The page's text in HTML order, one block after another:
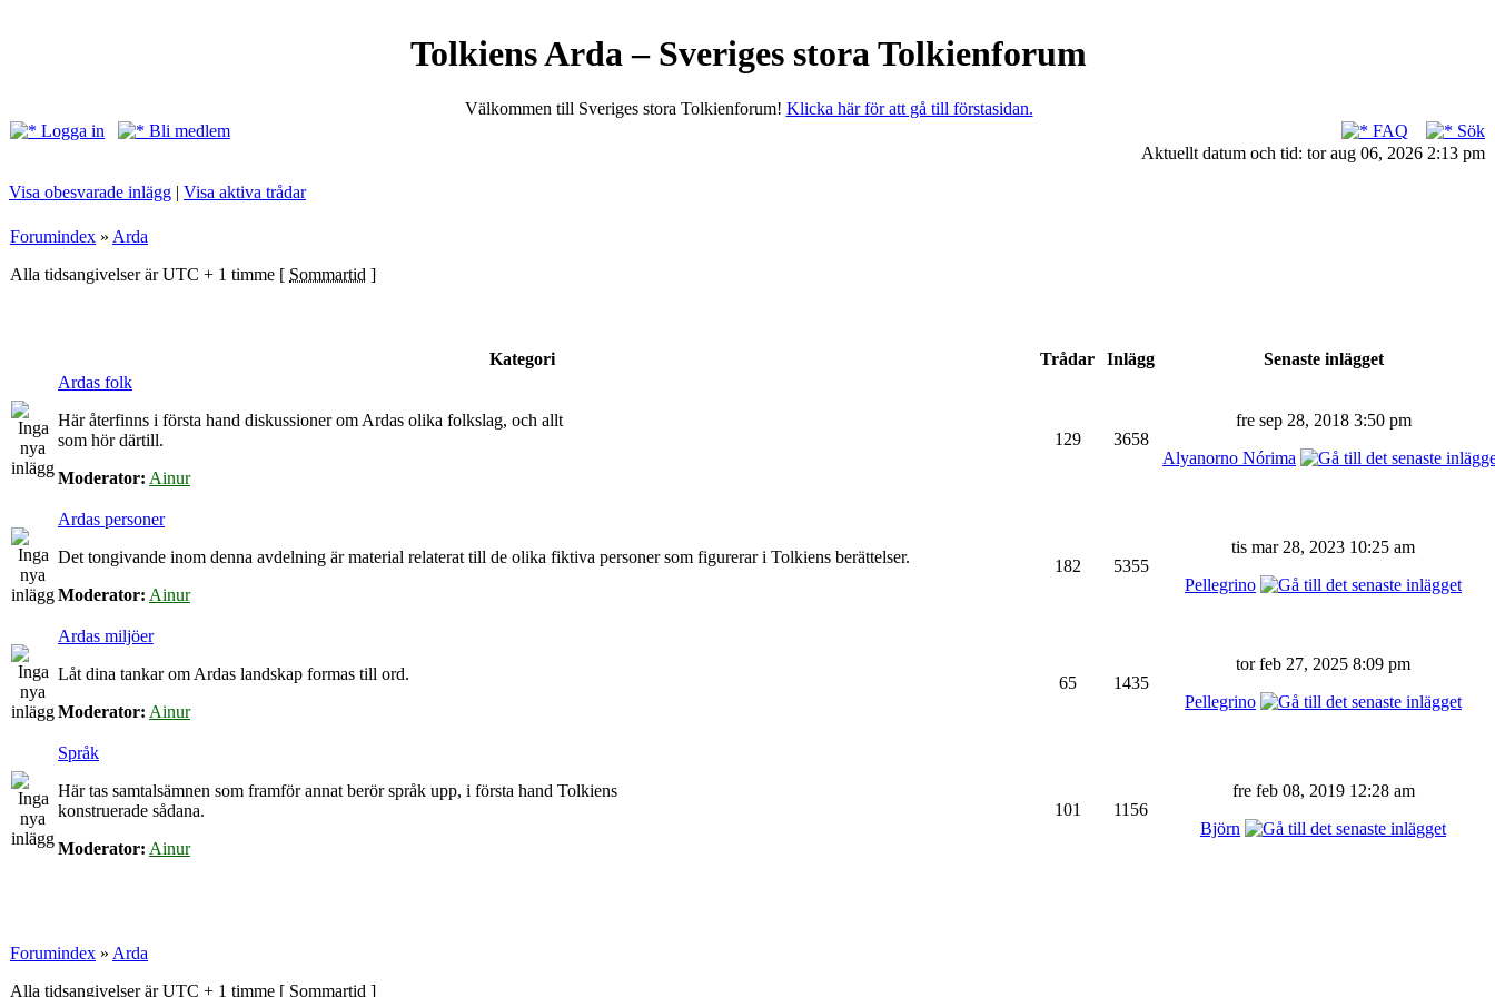
Tolkiens Arda – Sveriges stora Tolkienforum
Välkommen till Sveriges stora Tolkienforum! Klicka här för att gå till förstasidan.
Logga in
Bli medlem FAQ
Sök
Aktuellt datum och tid: tor aug 06, 2026 2:13 pm
Visa obesvarade inlägg | Visa aktiva trådar
Forumindex » Arda
Alla tidsangivelser är UTC + 1 timme [ Sommartid ]
Kategori Trådar Inlägg
Senaste inlägget
Ardas folk
Här återfinns i första hand diskussioner om Ardas olika folkslag, och allt
som hör därtill.
Moderator: Ainur
129 3658
fre sep 28, 2018 3:50 pm
Alyanorno Nórima
Ardas personer
Det tongivande inom denna avdelning är material relaterat till de olika fiktiva personer som figurerar i Tolkiens berättelser.
Moderator: Ainur
182 5355
tis mar 28, 2023 10:25 am
Pellegrino
Ardas miljöer
Låt dina tankar om Ardas landskap formas till ord.
Moderator: Ainur
65 1435
tor feb 27, 2025 8:09 pm
Pellegrino
Språk
Här tas samtalsämnen som framför annat berör språk upp, i första hand Tolkiens
konstruerade sådana.
Moderator: Ainur
101 1156
fre feb 08, 2019 12:28 am
Björn
Forumindex » Arda
Alla tidsangivelser är UTC + 1 timme [ Sommartid ]